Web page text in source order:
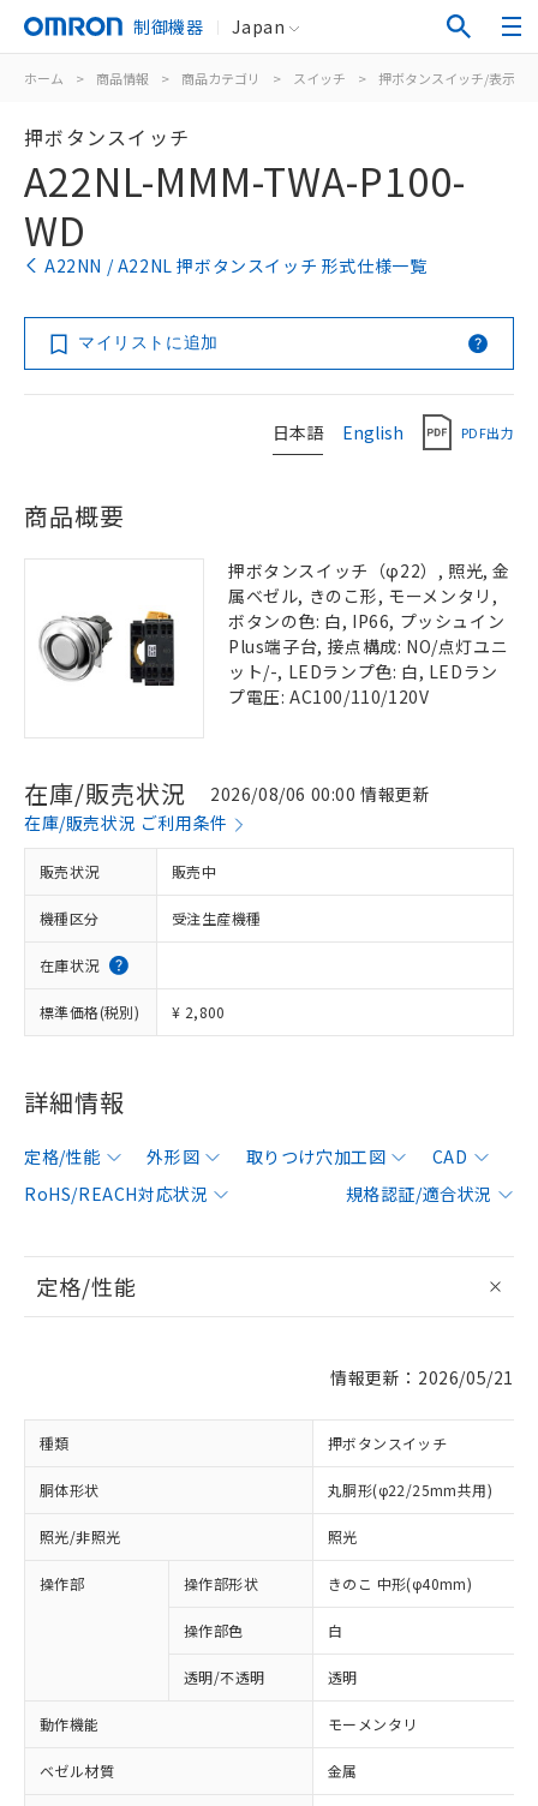
制御機器 Japan
ホーム > 商品情報 > 商品カテゴリ > スイッチ > 押ボタンスイッチ/表示灯
押ボタンスイッチ
A22NL-MMM-TWA-P100-
WD
A22NN / A22NL 押ボタンスイッチ 形式仕様一覧
マイリストに追加
日本語 English PDF出力
商品概要
押ボタンスイッチ（φ22）, 照光, 金
属ベゼル, きのこ形, モーメンタリ,
ボタンの色: 白, IP66, プッシュイン
Plus端子台, 接点構成: NO/点灯ユニ
ット/-, LEDランプ色: 白, LEDラン
プ電圧: AC100/110/120V
在庫/販売状況
2026/08/06 00:00 情報更新
在庫/販売状況 ご利用条件
販売状況 販売中
機種区分 受注生産機種
在庫状況
標準価格(税別) ¥ 2,800
詳細情報
定格/性能 外形図 取りつけ穴加工図
CAD
RoHS/REACH対応状況
規格認証/適合状況
定格/性能
情報更新：2026/05/21
種類 押ボタンスイッチ
胴体形状 丸胴形(φ22/25mm共用)
照光/非照光 照光
操作部 操作部形状 きのこ 中形(φ40mm)
操作部色 白
透明/不透明 透明
動作機能 モーメンタリ
ベゼル材質 金属